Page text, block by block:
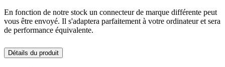
En fonction de notre stock un connecteur de marque différente peut
vous être envoyé. Il s'adaptera parfaitement à votre ordinateur et sera
de performance équivalente.
Détails du produit